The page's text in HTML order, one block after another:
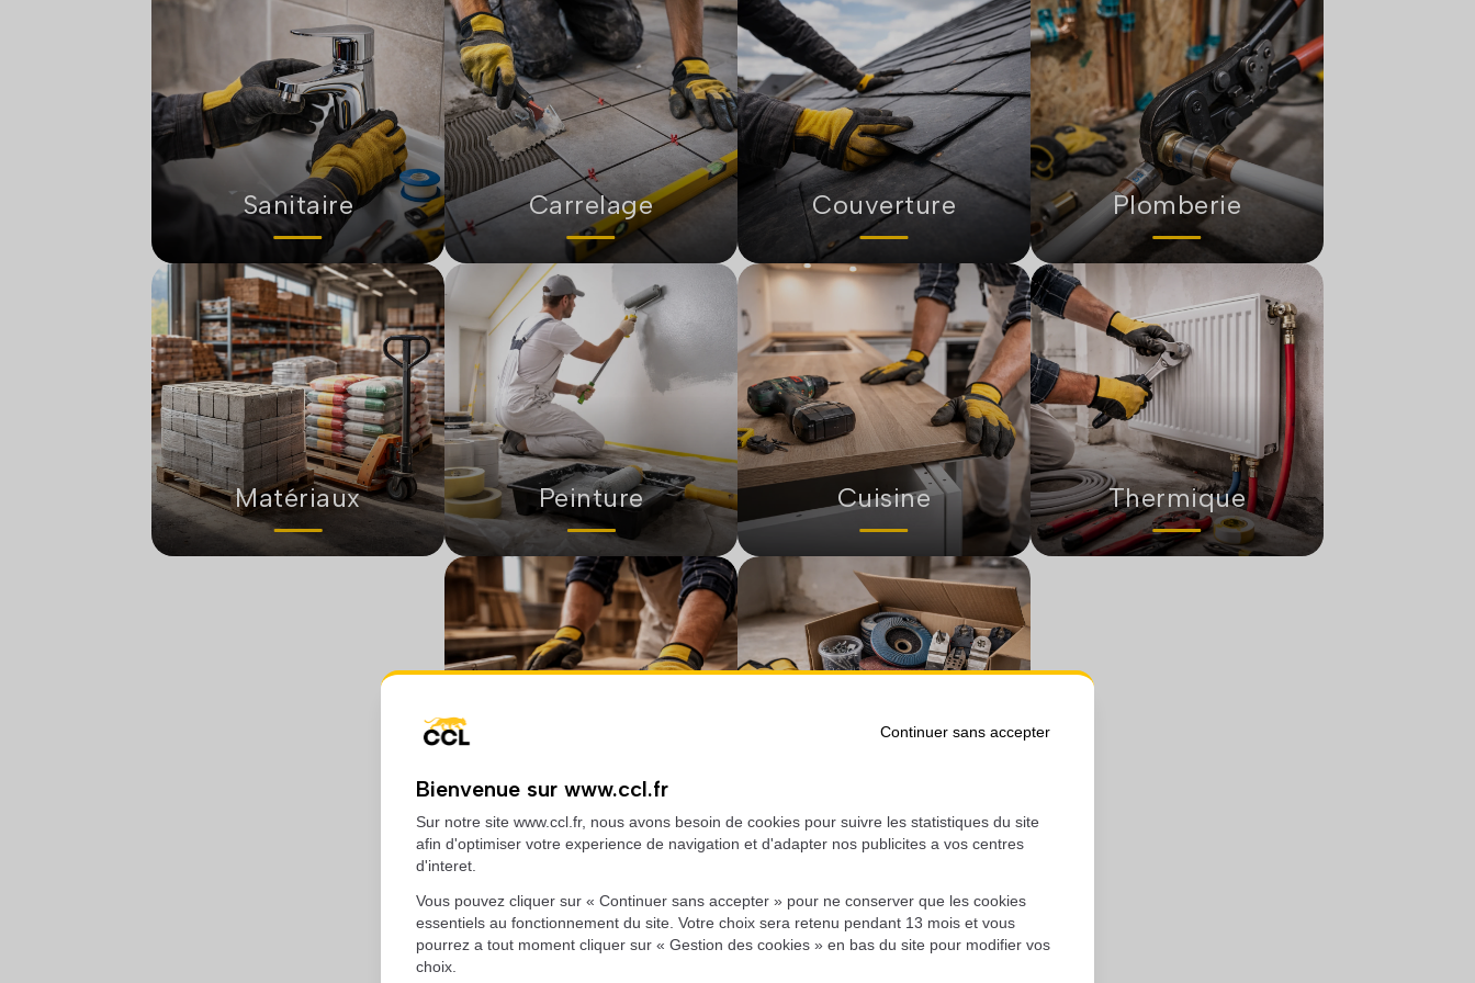
Continuer sans accepter
Bienvenue sur www.ccl.fr
Sur notre site www.ccl.fr, nous avons besoin de cookies pour suivre les statistiques du site
afin d'optimiser votre experience de navigation et d'adapter nos publicites a vos centres
d'interet.
Vous pouvez cliquer sur « Continuer sans accepter » pour ne conserver que les cookies
essentiels au fonctionnement du site. Votre choix sera retenu pendant 13 mois et vous
pourrez a tout moment cliquer sur « Gestion des cookies » en bas du site pour modifier vos
choix.
Sanitaire Carrelage Couverture Plomberie
Matériaux Peinture Cuisine Thermique
Menuiserie